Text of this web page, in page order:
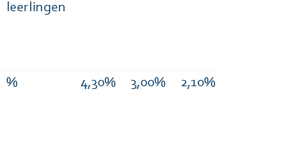
leerlingen
% 4,30% 3,00% 2,10%